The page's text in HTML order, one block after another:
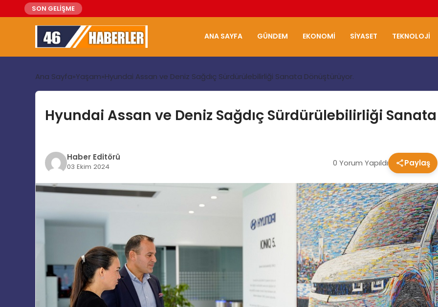
SON GELİŞME
ANA SAYFA GÜNDEM EKONOMI SIYASET TEKNOLOJI
Ana Sayfa Yaşam Hyundai Assan ve Deniz Sağdıç Sürdürülebilirliği Sanata Dönüştürüyor.
Hyundai Assan ve Deniz Sağdıç Sürdürülebilirliği
Haber Editörü
03 Ekim 2024 0 Yorum Yapıldı Paylaş